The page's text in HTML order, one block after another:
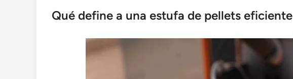
Qué define a una estufa de pellets eficiente